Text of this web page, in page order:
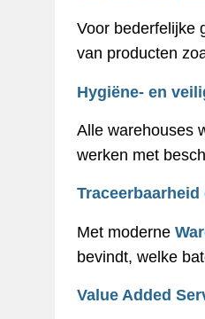
Voor bederfelijke
van producten
Hygiëne- en
Alle warehouses
werken met
Met moderne
bevindt, welke
Value Added